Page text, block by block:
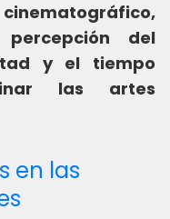
del
y el tiempo
las artes
en las